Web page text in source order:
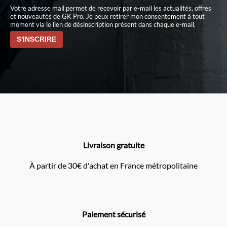
Votre adresse mail permet de recevoir par e-mail les actualités, offres
et nouveautés de GK Pro. Je peux retirer mon consentement à tout
moment via le lien de désinscription présent dans chaque e-mail.
Livraison gratuite
À partir de 30€ d'achat en France métropolitaine
Paiement sécurisé